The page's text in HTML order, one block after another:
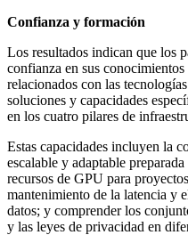
Confianza y formación
Los resultados indican que los
confianza en sus
relacionados con las
soluciones y capacidades
en los cuatro pilares de
Estas capacidades incluyen la
escalable y adaptable
recursos de GPU para
mantenimiento de la latencia y
datos; y comprender los
y las leyes de privacidad en